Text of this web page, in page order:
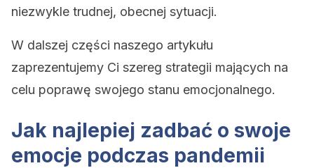
niezwykle trudnej, obecnej sytuacji.
W dalszej części naszego artykułu
zaprezentujemy Ci szereg strategii mających na
celu poprawę swojego stanu emocjonalnego.
Jak najlepiej zadbać o swoje
emocje podczas pandemii